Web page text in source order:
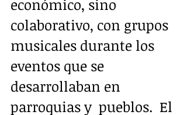
económico, sino
colaborativo, con grupos
musicales durante los
eventos que se
desarrollaban en
parroquias y  pueblos.  El